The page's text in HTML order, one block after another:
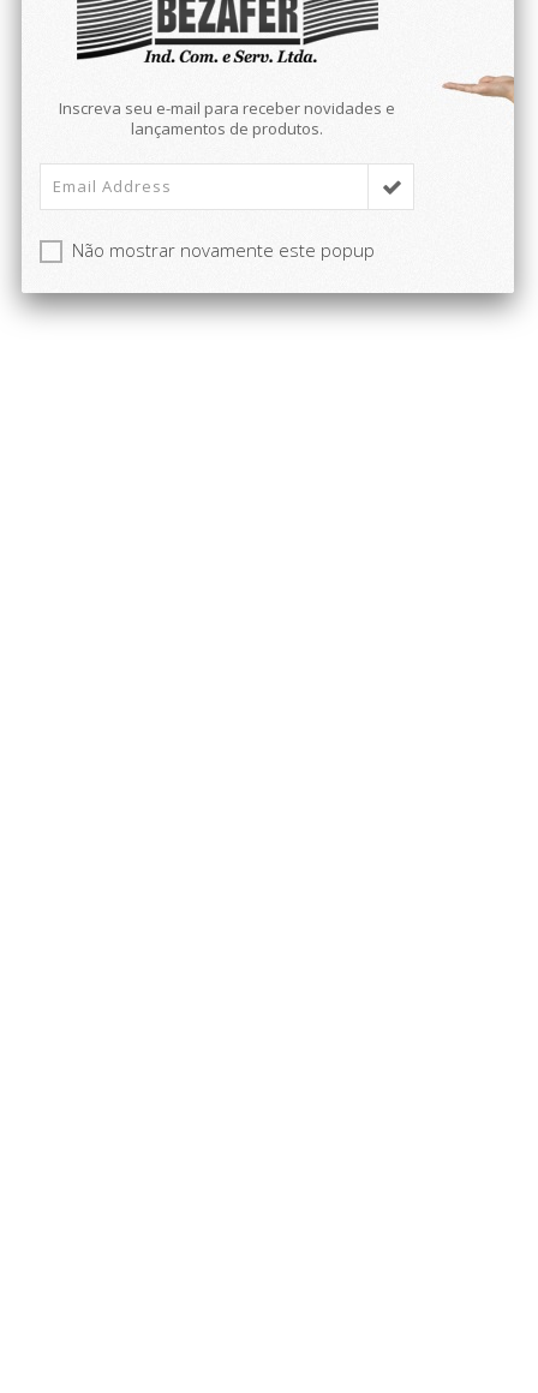
Inscreva seu e-mail para receber novidades e
lançamentos de produtos.
Não mostrar novamente este popup